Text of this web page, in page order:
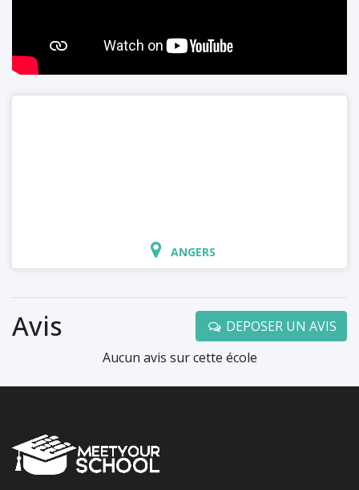
ANGERS
Avis
DEPOSER UN AVIS
Aucun avis sur cette école